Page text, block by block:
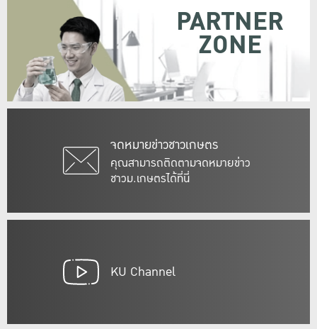
จดหมายข่าวชาวเกษตร
คุณสามารถติดตามจดหมายข่าว
ชาวม.เกษตรได้ที่นี่
PARTNER
ZONE
KU Channel